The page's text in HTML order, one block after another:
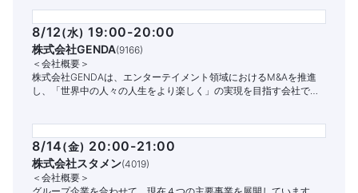
8/12(水) 19:00-20:00
株式会社GENDA(9166)
＜会社概要＞
株式会社GENDAは、エンターテイメント領域におけるM&Aを推進
し、「世界中の人々の人生をより楽しく」の実現を目指す会社で
8/14(金) 20:00-21:00
株式会社スタメン(4019)
＜会社概要＞